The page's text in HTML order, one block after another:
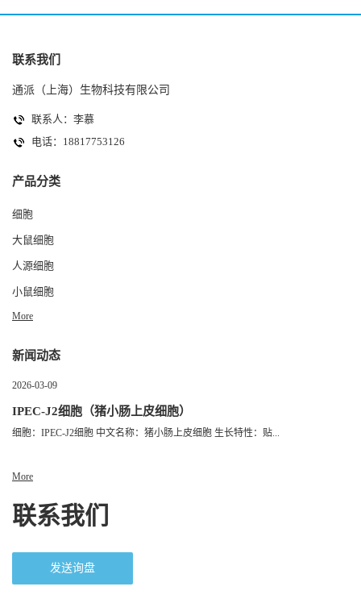
联系我们
通派（上海）生物科技有限公司
联系人：李慕
电话：18817753126
产品分类
细胞
大鼠细胞
人源细胞
小鼠细胞
More
新闻动态
2026-03-09
IPEC-J2细胞（猪小肠上皮细胞）
细胞：IPEC-J2细胞 中文名称：猪小肠上皮细胞 生长特性：贴...
More
联系我们
发送询盘